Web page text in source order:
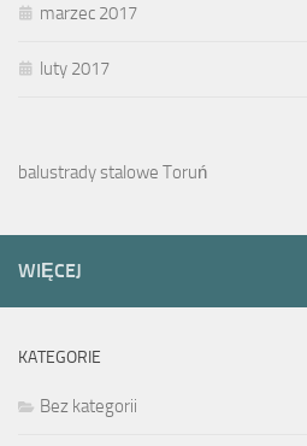
marzec 2017
luty 2017
balustrady stalowe Toruń
WIĘCEJ
KATEGORIE
Bez kategorii